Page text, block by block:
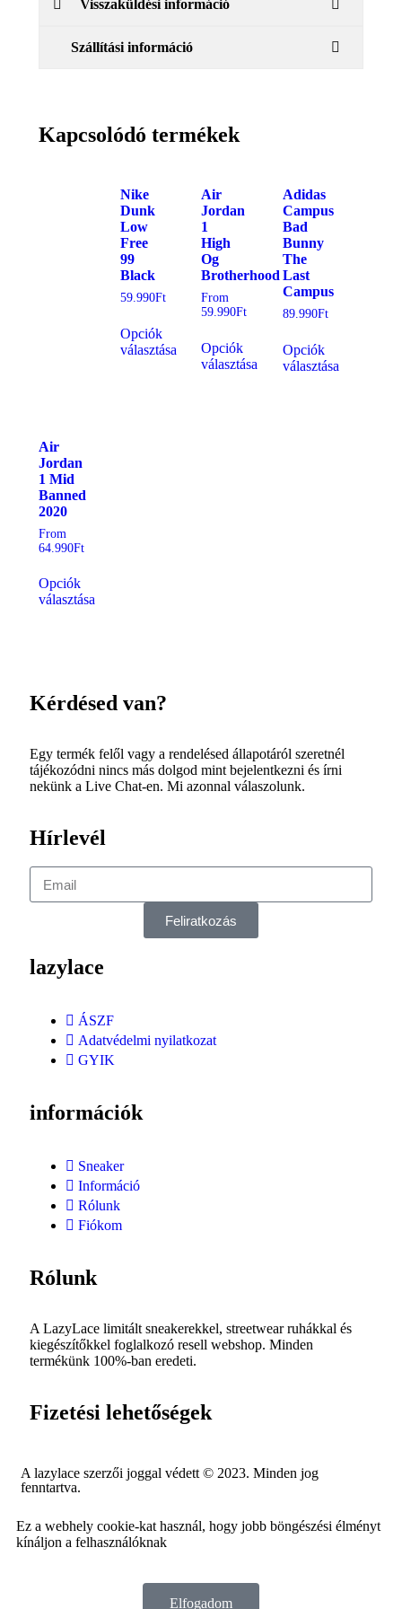
Visszaküldési információ
Szállítási információ
Kapcsolódó termékek
Nike
Dunk
Low
Free
99
Black
59.990Ft
Opciók
választása
Air
Jordan
1
High
Og
Brotherhood
From
59.990Ft
Opciók
választása
Adidas
Campus
Bad
Bunny
The
Last
Campus
89.990Ft
Opciók
választása
Air
Jordan
1 Mid
Banned
2020
From
64.990Ft
Opciók
választása
Kérdésed van?
Egy termék felől vagy a rendelésed állapotáról szeretnél
tájékozódni nincs más dolgod mint bejelentkezni és írni
nekünk a Live Chat-en. Mi azonnal válaszolunk.
Hírlevél
Feliratkozás
lazylace
ÁSZF
Adatvédelmi nyilatkozat
GYIK
információk
Sneaker
Információ
Rólunk
Fiókom
Rólunk
A LazyLace limitált sneakerekkel, streetwear ruhákkal és
kiegészítőkkel foglalkozó resell webshop. Minden
termékünk 100%-ban eredeti.
Fizetési lehetőségek
A lazylace szerzői joggal védett © 2023. Minden jog
fenntartva.
Ez a webhely cookie-kat használ, hogy jobb böngészési élményt
kínáljon a felhasználóknak
Elfogadom